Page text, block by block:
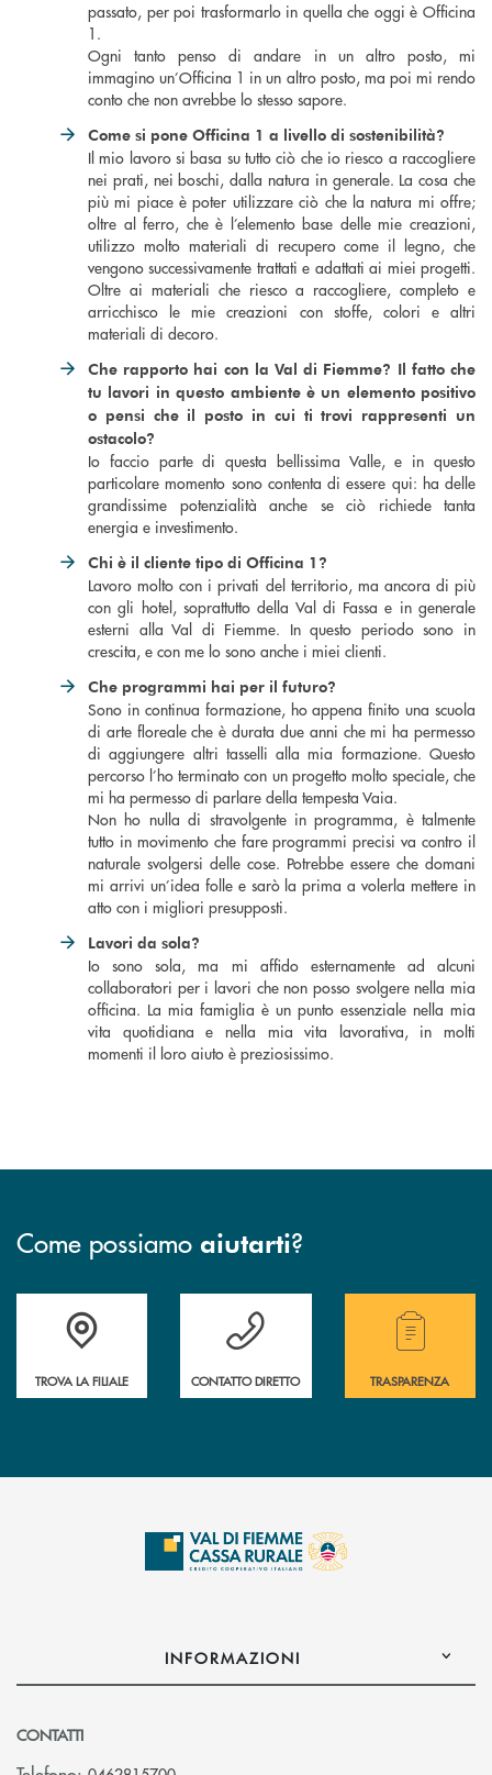
passato, per poi trasformarlo in quella che oggi è Officina
1.
Ogni tanto penso di andare in un altro posto, mi
immagino un’Officina 1 in un altro posto, ma poi mi rendo
conto che non avrebbe lo stesso sapore.
Come si pone Officina 1 a livello di sostenibilità?
Il mio lavoro si basa su tutto ciò che io riesco a raccogliere
nei prati, nei boschi, dalla natura in generale. La cosa che
più mi piace è poter utilizzare ciò che la natura mi offre;
oltre al ferro, che è l’elemento base delle mie creazioni,
utilizzo molto materiali di recupero come il legno, che
vengono successivamente trattati e adattati ai miei progetti.
Oltre ai materiali che riesco a raccogliere, completo e
arricchisco le mie creazioni con stoffe, colori e altri
materiali di decoro.
Che rapporto hai con la Val di Fiemme? Il fatto che
tu lavori in questo ambiente è un elemento positivo
o pensi che il posto in cui ti trovi rappresenti un
ostacolo?
Io faccio parte di questa bellissima Valle, e in questo
particolare momento sono contenta di essere qui: ha delle
grandissime potenzialità anche se ciò richiede tanta
energia e investimento.
Chi è il cliente tipo di Officina 1?
Lavoro molto con i privati del territorio, ma ancora di più
con gli hotel, soprattutto della Val di Fassa e in generale
esterni alla Val di Fiemme. In questo periodo sono in
crescita, e con me lo sono anche i miei clienti.
Che programmi hai per il futuro?
Sono in continua formazione, ho appena finito una scuola
di arte floreale che è durata due anni che mi ha permesso
di aggiungere altri tasselli alla mia formazione. Questo
percorso l’ho terminato con un progetto molto speciale, che
mi ha permesso di parlare della tempesta Vaia.
Non ho nulla di stravolgente in programma, è talmente
tutto in movimento che fare programmi precisi va contro il
naturale svolgersi delle cose. Potrebbe essere che domani
mi arrivi un’idea folle e sarò la prima a volerla mettere in
atto con i migliori presupposti.
Lavori da sola?
Io sono sola, ma mi affido esternamente ad alcuni
collaboratori per i lavori che non posso svolgere nella mia
officina. La mia famiglia è un punto essenziale nella mia
vita quotidiana e nella mia vita lavorativa, in molti
momenti il loro aiuto è preziosissimo.
Come possiamo aiutarti?
Accedi all' elenco completo delle filiali della Cassa Rurale.
TROVA LA FILIALE
Hai bisogno di assistenza immediata?
CONTATTO DIRETTO
Hai bisogno di
TRASPARENZA
INFORMAZIONI
CONTATTI